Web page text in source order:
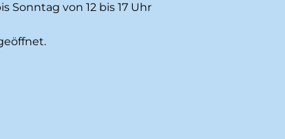
Sonntag von 12 bis 17 Uhr